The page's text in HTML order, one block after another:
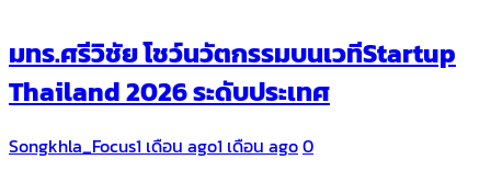
มทร.ศรีวิชัย โชว์นวัตกรรมบนเวทีStartup
Thailand 2026 ระดับประเทศ
Songkhla_Focus1 เดือน ago1 เดือน ago0